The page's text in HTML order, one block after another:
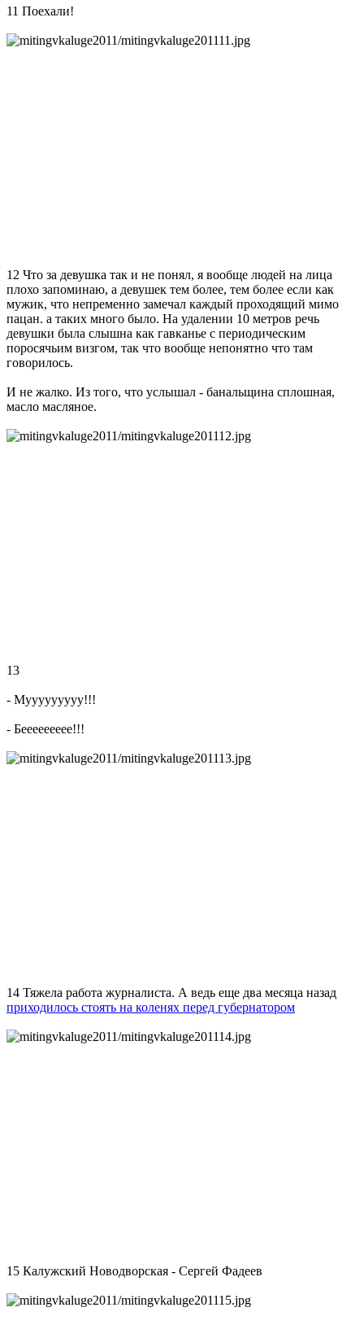
11 Поехали!
12 Что за девушка так и не понял, я вообще людей на лица
плохо запоминаю, а девушек тем более, тем более если как
мужик, что непременно замечал каждый проходящий мимо
пацан. а таких много было. На удалении 10 метров речь
девушки была слышна как гавканье с периодическим
поросячьим визгом, так что вообще непонятно что там
говорилось.
И не жалко. Из того, что услышал - банальщина сплошная,
масло масляное.
13
- Мууууууууу!!!
- Беееееееее!!!
14 Тяжела работа журналиста. А ведь еще два месяца назад
приходилось стоять на коленях перед губернатором
15 Калужский Новодворская - Сергей Фадеев